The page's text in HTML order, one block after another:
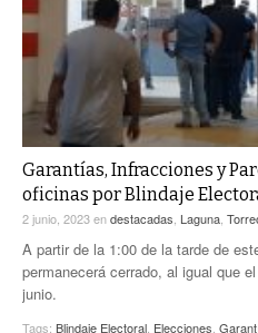
Garantías, Infracciones y
oficinas por Blindaje
2 junio, 2023endestacadas, Laguna,
A partir de la 1:00 de la tarde de
permanecerá cerrado, al igual que
junio.
Tags: Blindaje Electoral, Elecciones,